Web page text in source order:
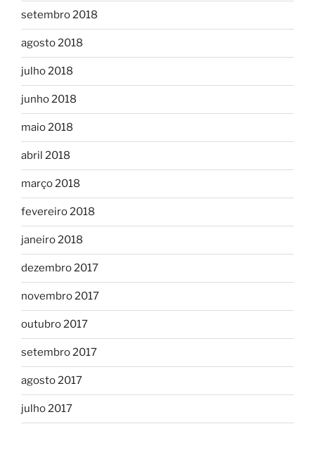
setembro 2018
agosto 2018
julho 2018
junho 2018
maio 2018
abril 2018
março 2018
fevereiro 2018
janeiro 2018
dezembro 2017
novembro 2017
outubro 2017
setembro 2017
agosto 2017
julho 2017